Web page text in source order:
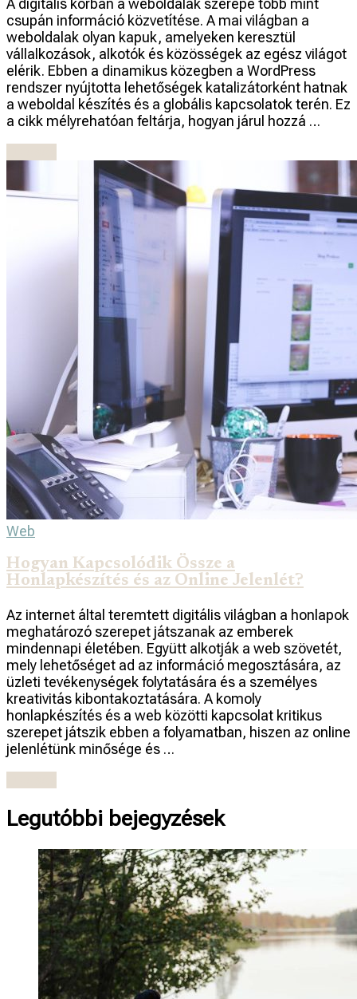
csupán információ közvetítése. A mai világban a
weboldalak olyan kapuk, amelyeken keresztül
vállalkozások, alkotók és közösségek az egész világot
elérik. Ebben a dinamikus közegben a WordPress
rendszer nyújtotta lehetőségek katalizátorként hatnak
a weboldal készítés és a globális kapcsolatok terén. Ez
a cikk mélyrehatóan feltárja, hogyan járul hozzá …
Web
Hogyan Kapcsolódik Össze a
Honlapkészítés és az Online Jelenlét?
Az internet által teremtett digitális világban a honlapok
meghatározó szerepet játszanak az emberek
mindennapi életében. Együtt alkotják a web szövetét,
mely lehetőséget ad az információ megosztására, az
üzleti tevékenységek folytatására és a személyes
kreativitás kibontakoztatására. A komoly
honlapkészítés és a web közötti kapcsolat kritikus
szerepet játszik ebben a folyamatban, hiszen az online
jelenlétünk minősége és …
Legutóbbi bejegyzések